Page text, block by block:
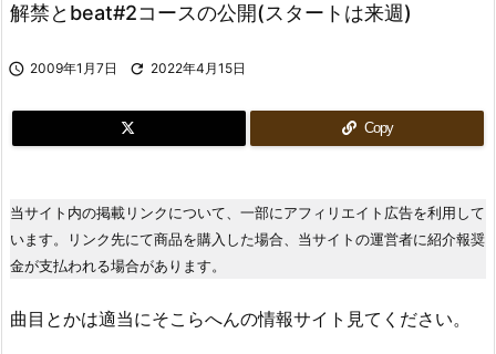
解禁とbeat#2コースの公開(スタートは来週)
 2009年1月7日  2022年4月15日
Copy
当サイト内の掲載リンクについて、一部にアフィリエイト広告を利用して
います。リンク先にて商品を購入した場合、当サイトの運営者に紹介報奨
金が支払われる場合があります。
曲目とかは適当にそこらへんの情報サイト見てください。